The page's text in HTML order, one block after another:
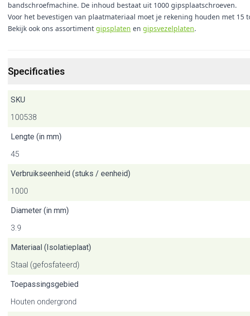
bandschroefmachine. De inhoud bestaat uit 1000 gipsplaatschroeven.
Voor het bevestigen van plaatmateriaal moet je rekening houden met 15
Bekijk ook ons assortiment gipsplaten en gipsvezelplaten.
Specificaties
SKU
100538
Lengte (in mm)
45
Verbruikseenheid (stuks / eenheid)
1000
Diameter (in mm)
3.9
Materiaal (Isolatieplaat)
Staal (gefosfateerd)
Toepassingsgebied
Houten ondergrond